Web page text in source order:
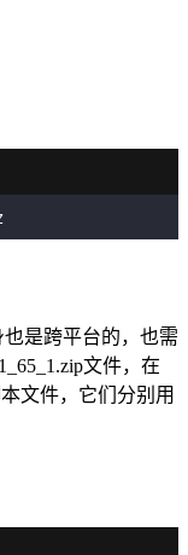
也是跨平台的，也需
文件，在
本文件，它们分别用